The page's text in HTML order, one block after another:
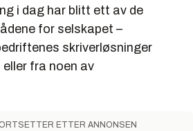
i dag har blitt ett av de
for selskapet –
skriverløsninger
fra noen av
ETTER ANNONSEN